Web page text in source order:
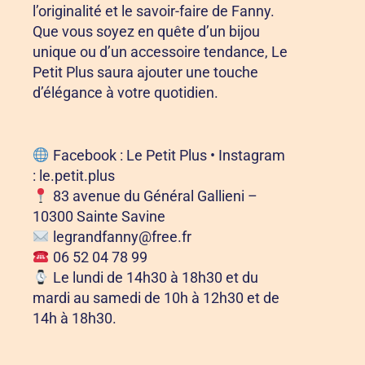
l’originalité et le savoir-faire de Fanny.
Que vous soyez en quête d’un bijou
unique ou d’un accessoire tendance, Le
Petit Plus saura ajouter une touche
d’élégance à votre quotidien.
Facebook : Le Petit Plus• Instagram
: le.petit.plus
83 avenue du Général Gallieni –
10300 Sainte Savine
legrandfanny@free.fr
06 52 04 78 99
Le lundi de 14h30 à 18h30 et du
mardi au samedi de 10h à 12h30 et de
14h à 18h30.